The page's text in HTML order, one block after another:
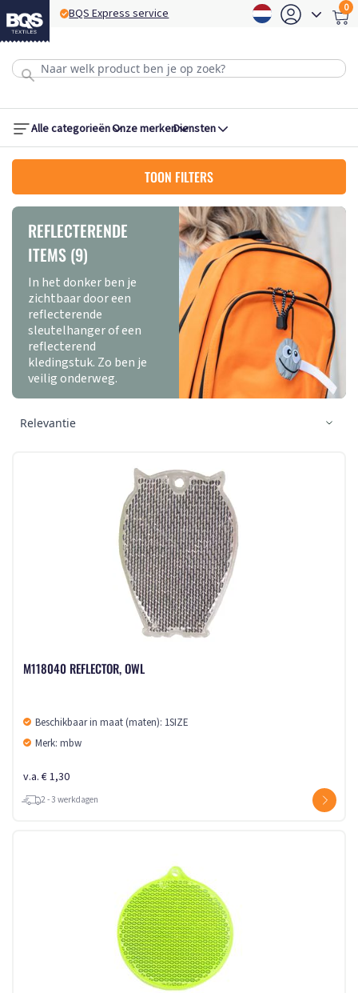
BQS Express service 0
Alle categorieënOnze merkenDiensten
TOON FILTERS
REFLECTERENDE
ITEMS (9)
In het donker ben je
zichtbaar door een
reflecterende
sleutelhanger of een
reflecterend
kledingstuk. Zo ben je
veilig onderweg.
M118040 REFLECTOR, OWL
Beschikbaar in maat (maten): 1SIZE
Merk: mbw
v.a. € 1,30
2 - 3 werkdagen